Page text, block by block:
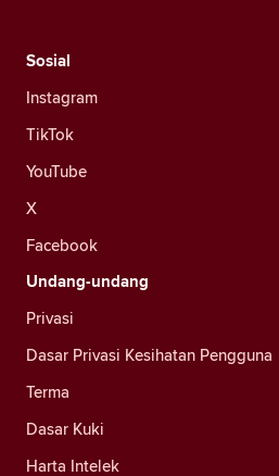
Sosial
Instagram
TikTok
YouTube
X
Facebook
Undang-undang
Privasi
Dasar Privasi Kesihatan Pengguna
Terma
Dasar Kuki
Harta Intelek